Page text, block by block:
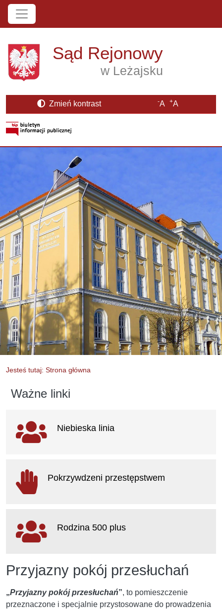
Przejdź do treści
Sąd Rejonowy
w Leżajsku
Zmień kontrast -A +A
Strona BIP otwiera się w nowym oknie
Jesteś tutaj: Strona główna
Przyjazny pokój przesłuchań
„Przyjazny pokój przesłuchań”, to pomieszczenie
przeznaczone i specjalnie przystosowane do prowadzenia
Ważne linki
Ważne linki
Niebieska linia
Pokrzywdzeni przestępstwem
Rodzina 500 plus